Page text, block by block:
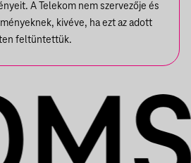
A Telekom nem szervezője és
kivéve, ha ezt az adott
feltüntettük.